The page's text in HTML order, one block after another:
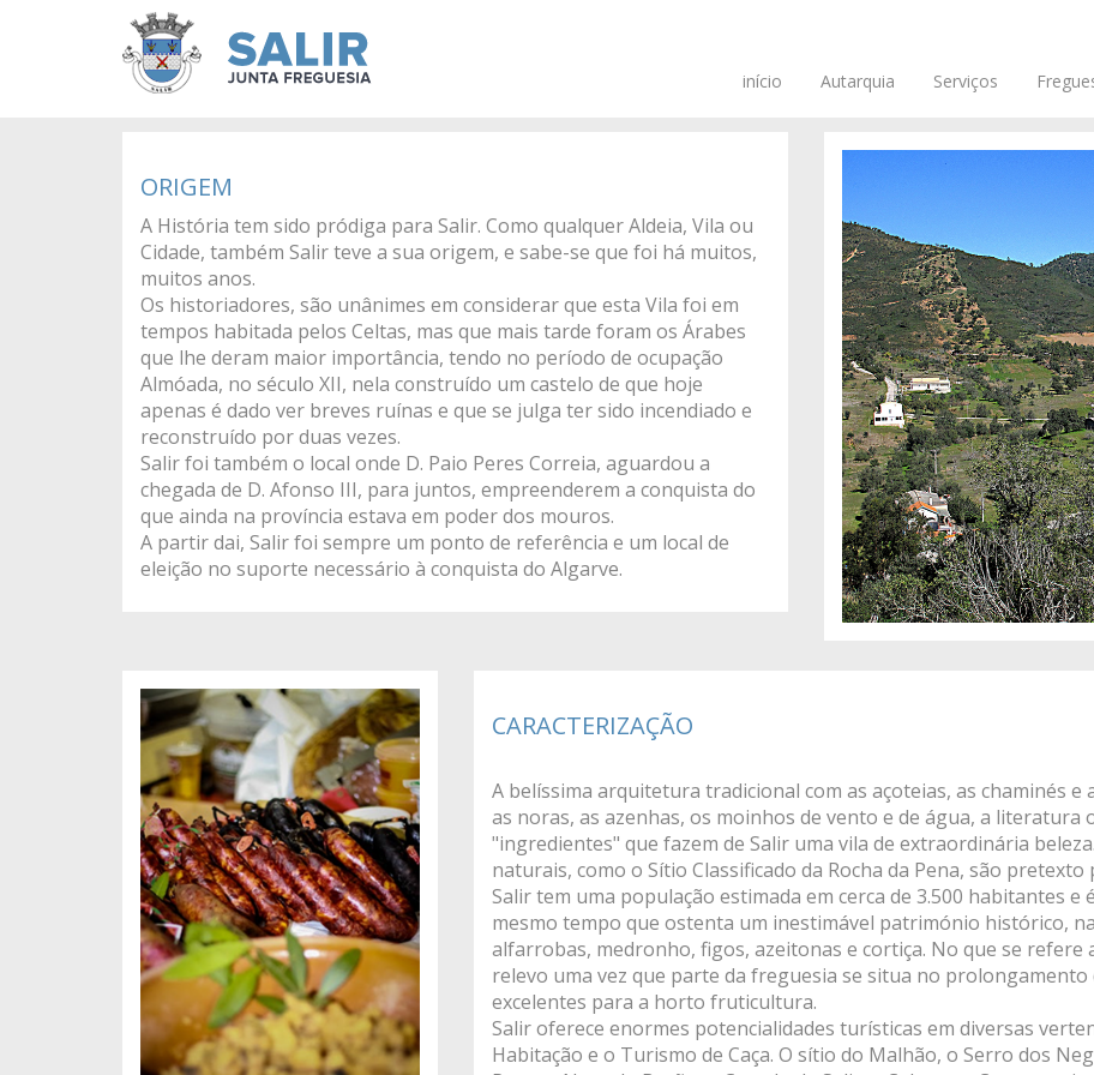
início Autarquia Serviços
ORIGEM
A História tem sido pródiga para Salir. Como qualquer Aldeia, Vila ou
Cidade, também Salir teve a sua origem, e sabe-se que foi há muitos,
muitos anos.
Os historiadores, são unânimes em considerar que esta Vila foi em
tempos habitada pelos Celtas, mas que mais tarde foram os Árabes
que lhe deram maior importância, tendo no período de ocupação
Almóada, no século XII, nela construído um castelo de que hoje
apenas é dado ver breves ruínas e que se julga ter sido incendiado e
reconstruído por duas vezes.
Salir foi também o local onde D. Paio Peres Correia, aguardou a
chegada de D. Afonso III, para juntos, empreenderem a conquista do
que ainda na província estava em poder dos mouros.
A partir dai, Salir foi sempre um ponto de referência e um local de
eleição no suporte necessário à conquista do Algarve.
CARACTERIZAÇÃO
A belíssima arquitetura tradicional com as açoteias, as chaminés
as noras, as azenhas, os moinhos de vento e de água, a literatura
"ingredientes" que fazem de Salir uma vila de extraordinária
naturais, como o Sítio Classificado da Rocha da Pena, são
Salir tem uma população estimada em cerca de 3.500 habitantes
mesmo tempo que ostenta um inestimável património histórico,
alfarrobas, medronho, figos, azeitonas e cortiça. No que se
relevo uma vez que parte da freguesia se situa no prolongamento
excelentes para a horto fruticultura.
Salir oferece enormes potencialidades turísticas em diversas
Habitação e o Turismo de Caça. O sítio do Malhão, o Serro dos